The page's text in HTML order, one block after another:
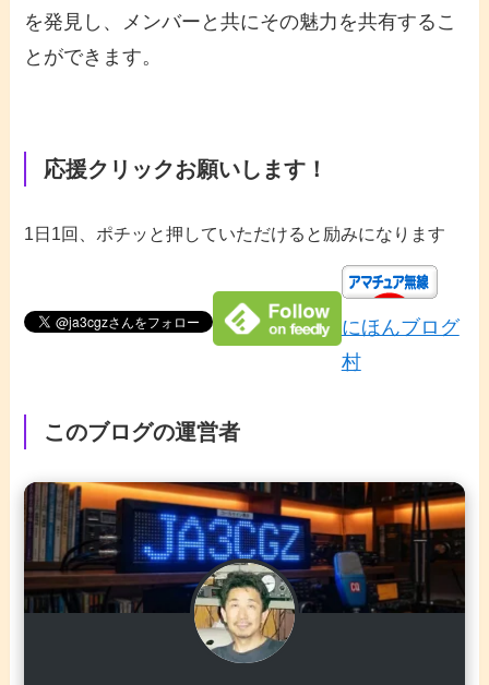
を発見し、メンバーと共にその魅力を共有するこ
とができます。
応援クリックお願いします！
1日1回、ポチッと押していただけると励みになります
にほんブログ
村
このブログの運営者